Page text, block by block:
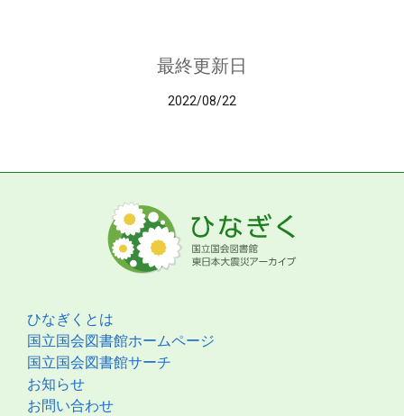
最終更新日
2022/08/22
ひなぎくとは
国立国会図書館ホームページ
国立国会図書館サーチ
お知らせ
お問い合わせ